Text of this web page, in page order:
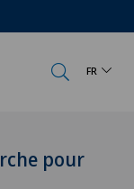
FR
pour